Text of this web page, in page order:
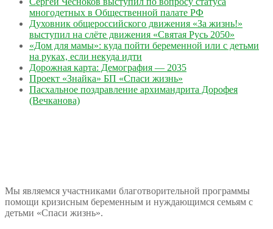
многодетных в Общественной палате РФ
Духовник общероссийского движения «За жизнь!»
выступил на слёте движения «Святая Русь 2050»
«Дом для мамы»: куда пойти беременной или с детьми
на руках, если некуда идти
Дорожная карта: Демография — 2035
Проект «Знайка» БП «Спаси жизнь»
Пасхальное поздравление архимандрита Дорофея
(Вечканова)
Мы являемся участниками благотворительной программы
помощи кризисным беременным и нуждающимся семьям с
детьми «Спаси жизнь».